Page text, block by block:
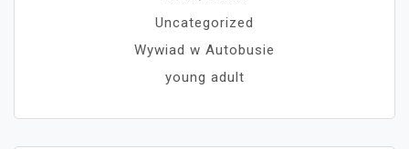
Uncategorized
Wywiad w Autobusie
young adult